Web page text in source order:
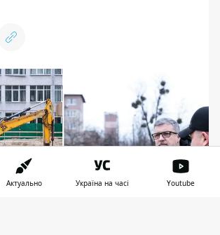
Актуально Україна на часі Youtube